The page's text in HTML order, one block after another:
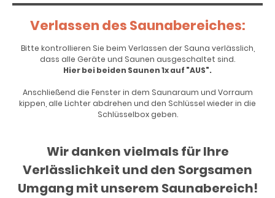
Verlassen des Saunabereiches:
Bitte kontrollieren Sie beim Verlassen der Sauna verlässlich,
dass alle Geräte und Saunen ausgeschaltet sind.
Hier bei beiden Saunen 1x auf "AUS".
Anschließend die Fenster in dem Saunaraum und Vorraum
kippen, alle Lichter abdrehen und den Schlüssel wieder in die
Schlüsselbox geben.
Wir danken vielmals für Ihre
Verlässlichkeit und den Sorgsamen
Umgang mit unserem Saunabereich!